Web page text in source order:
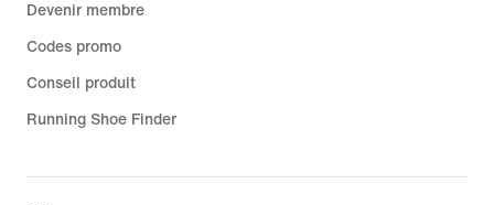
Devenir membre
Codes promo
Conseil produit
Running Shoe Finder